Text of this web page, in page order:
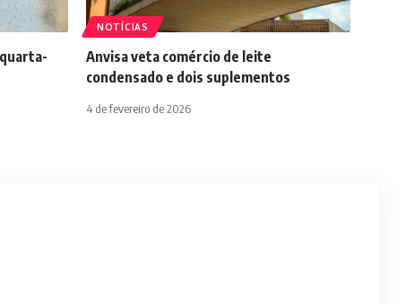
NOTÍCIAS
Anvisa veta comércio de leite
condensado e dois suplementos
4 de fevereiro de 2026